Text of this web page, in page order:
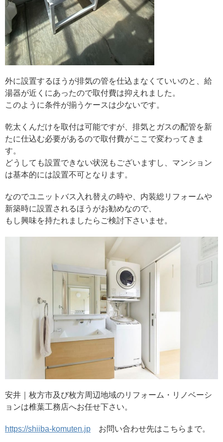
外に設置するほうが排気の管を仕込まなくていいのと、給
湯器が近くにあったので取付費は抑えれました。
このように条件が揃うケースは少ないです。
乾太くんだけを取付は可能ですが、排気とガスの配管を新
たに仕込む必要があるので取付費がここで変わってきま
す。
どうしても設置できない状況もございますし、マンション
は基本的には設置不可となります。
なのでユニットバス入れ替えの時や、内装総リフォームや
新築時に設置されるほうがお勧めなので、
もし興味を持たれましたらご検討下さいませ。
安井｜枚方市及び枚方周辺地域のリフォーム・リノベーシ
ョンは椎葉工務店へお任せ下さい。
https://shiiba-komuten.jp お問い合わせ先はこちらまで。